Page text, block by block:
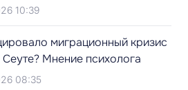
10:39
миграционный кризис
Сеуте? Мнение психолога
08:35